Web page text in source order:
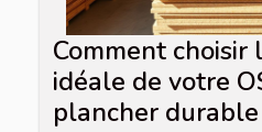
Comment choisir
idéale de votre
plancher durable